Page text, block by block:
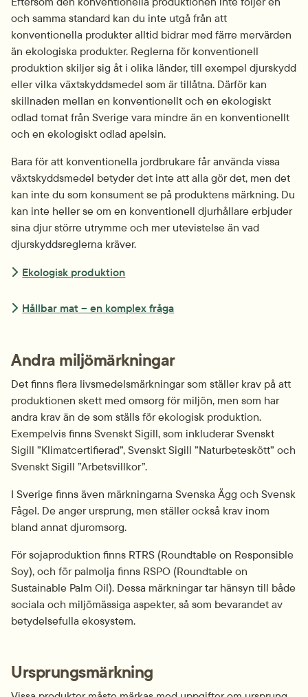
och samma standard kan du inte utgå från att
konventionella produkter alltid bidrar med färre mervärden
än ekologiska produkter. Reglerna för konventionell
produktion skiljer sig åt i olika länder, till exempel djurskydd
eller vilka växtskydds­medel som är tillåtna. Därför kan
skillnaden mellan en konventionellt och en ekologiskt
odlad tomat från Sverige vara mindre än en konventionellt
och en ekologiskt odlad apelsin.
Bara för att konventionella jordbrukare får använda vissa
växtskydds­medel betyder det inte att alla gör det, men det
kan inte du som konsument se på produktens märkning. Du
kan inte heller se om en konventionell djurhållare erbjuder
sina djur större utrymme och mer utevistelse än vad
djurskydds­reglerna kräver.
Ekologisk produktion
Hållbar mat – en komplex fråga
Andra miljömärkningar
Det finns flera livsmedels­märkningar som ställer krav på att
produktionen skett med omsorg för miljön, men som har
andra krav än de som ställs för ekologisk produktion.
Exempelvis finns Svenskt Sigill, som inkluderar Svenskt
Sigill ”Klimatcertifierad”, Svenskt Sigill ”Naturbeteskött” och
Svenskt Sigill ”Arbetsvillkor”.
I Sverige finns även märkningarna Svenska Ägg och Svensk
Fågel. De anger ursprung, men ställer också krav inom
bland annat djuromsorg.
För sojaproduktion finns RTRS (Roundtable on Responsible
Soy), och för palmolja finns RSPO (Roundtable on
Sustainable Palm Oil). Dessa märkningar tar hänsyn till både
sociala och miljö­mässiga aspekter, så som bevarandet av
betydelsefulla ekosystem.
Ursprungsmärkning